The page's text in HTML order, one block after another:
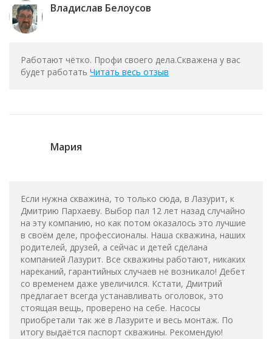
Владислав Белоусов
Работают чётко. Профи своего дела.Скважена у вас
будет работать Читать весь отзыв
Мария
Если нужна скважина, то только сюда, в Лазурит, к
Дмитрию Пархаеву. Выбор пал 12 лет назад случайно
на эту компанию, но как потом оказалось это лучшие
в своём деле, профессионалы. Наша скважина, наших
родителей, друзей, а сейчас и детей сделана
компанией Лазурит. Все скважины работают, никаких
нареканий, гарантийных случаев не возникало! Дебет
со временем даже увеличился. Кстати, Дмитрий
предлагает всегда устанавливать оголовок, это
стоящая вещь, проверено на себе. Насосы
приобретали так же в Лазурите и весь монтаж. По
итогу выдаётся паспорт скважины. Рекомендую!